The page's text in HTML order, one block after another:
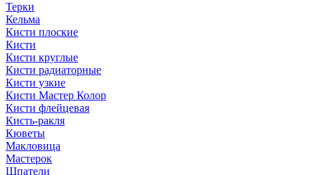
Терки
Кельма
Кисти плоские
Кисти
Кисти круглые
Кисти радиаторные
Кисти узкие
Кисти Мастер Колор
Кисти флейцевая
Кисть-ракля
Кюветы
Макловица
Мастерок
Шпатели